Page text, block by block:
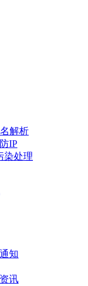
解析
IP
染处理
知
讯